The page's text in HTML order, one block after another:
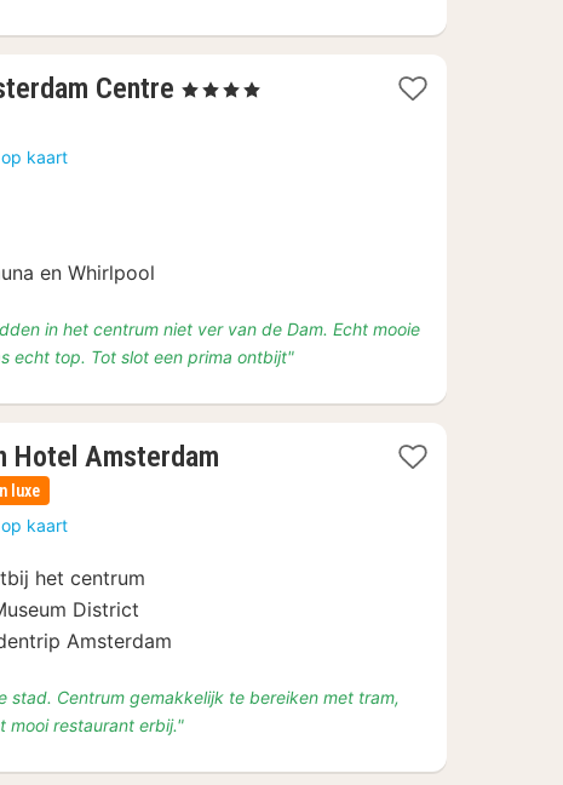
Centre 1
, 4 Sterren
kaart
en Whirlpool
in het centrum niet ver van de Dam. Echt mooie
echt top. Tot slot een prima ontbijt"
Hotel Amsterdam
luxe
kaart
het centrum
District
Amsterdam
stad. Centrum gemakkelijk te bereiken met tram,
mooi restaurant erbij."